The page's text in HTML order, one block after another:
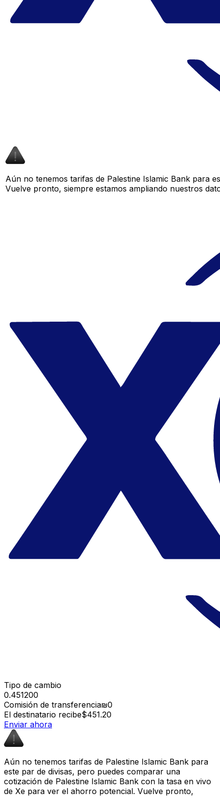
Aún no tenemos tarifas de Palestine Islamic Bank para
Vuelve pronto, siempre estamos ampliando nuestros
Tipo de cambio
0.451200
Comisión de transferencia₪0
El destinatario recibe$451.20
Enviar ahora
Aún no tenemos tarifas de Palestine Islamic Bank para
este par de divisas, pero puedes comparar una
cotización de Palestine Islamic Bank con la tasa en vivo
de Xe para ver el ahorro potencial. Vuelve pronto,